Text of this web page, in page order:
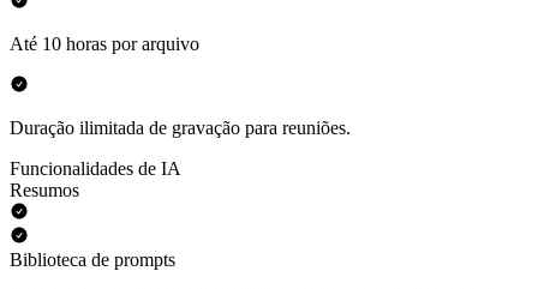
Até 10 horas por arquivo
Duração ilimitada de gravação para reuniões.
Funcionalidades de IA
Resumos
Biblioteca de prompts